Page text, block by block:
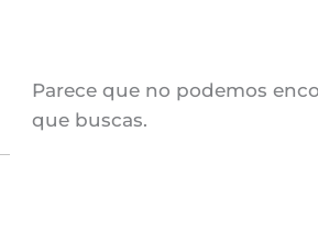
Parece que no podemos
que buscas.